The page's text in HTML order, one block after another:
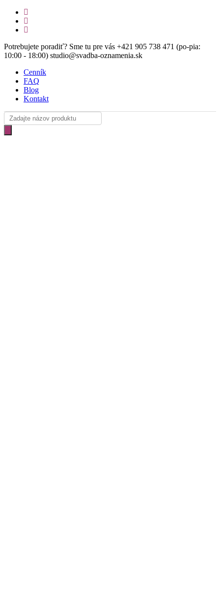
Skip
main
facebook
instagram
email
Potrebujete poradiť? Sme tu pre vás +421 905 738 471 (po-pia:
10:00 - 18:00) studio@svadba-oznamenia.sk
Cenník
FAQ
Blog
Kontakt
Products
search